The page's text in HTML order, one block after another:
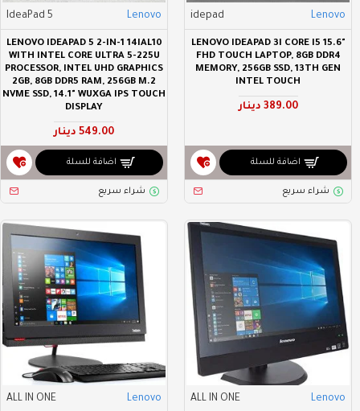
Lenovo
idepad
LENOVO IDEAPAD 3I CORE I5 15.6"
FHD TOUCH LAPTOP, 8GB DDR4
MEMORY, 256GB SSD, 13TH GEN
INTEL TOUCH
389.00 دينار
اضافة للسلة
شراء سريع
Lenovo
IdeaPad 5
LENOVO IDEAPAD 5 2-IN-1 14IAL10
WITH INTEL CORE ULTRA 5-225U
PROCESSOR, INTEL UHD GRAPHICS
2GB, 8GB DDR5 RAM, 256GB M.2
NVME SSD, 14.1" WUXGA IPS TOUCH
DISPLAY
549.00 دينار
اضافة للسلة
شراء سريع
Lenovo
ALL IN ONE
Lenovo
ALL IN ONE